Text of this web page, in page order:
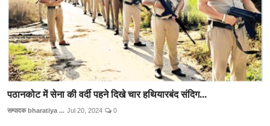
पठानकोट में सेना की वर्दी पहने दिखे चार हथियारबंद संदिग...
सम्पादक bharatiya ... Jul 20, 2024 0